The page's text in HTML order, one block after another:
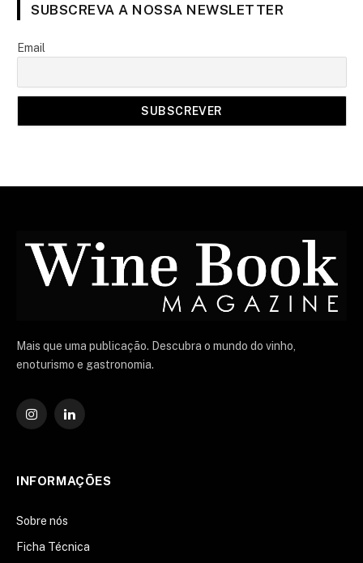
SUBSCREVA A NOSSA NEWSLETTER
Email
Mais que uma publicação. Descubra o mundo do vinho,
enoturismo e gastronomia.
Instagram
O
INFORMAÇÕES
Sobre nós
Ficha Técnica